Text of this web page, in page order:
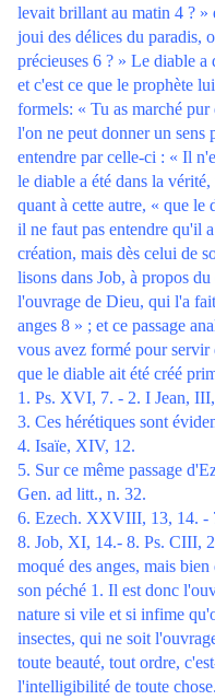
levait brillant au matin 4 ? »
joui des délices du paradis,
précieuses 6 ? » Le diable a
et c'est ce que le prophète
formels: « Tu as marché
l'on ne peut donner un sens
entendre par celle-ci : « Il
le diable a été dans la
quant à cette autre, « que le
il ne faut pas entendre qu'il
création, mais dès celui de
lisons dans Job, à propos
l'ouvrage de Dieu, qui l'a
anges 8 » ; et ce passage
vous avez formé pour servir
que le diable ait été créé
1. Ps. XVI, 7. - 2. I Jean,
3. Ces hérétiques sont
4. Isaïe, XIV, 12.
5. Sur ce même passage
Gen. ad litt., n. 32.
6. Ezech. XXVIII, 13, 14. -
8. Job, XI, 14.- 8. Ps. CIII,
moqué des anges, mais
son péché 1. Il est donc
nature si vile et si infime
insectes, qui ne soit
toute beauté, tout ordre,
l'intelligibilité de toute